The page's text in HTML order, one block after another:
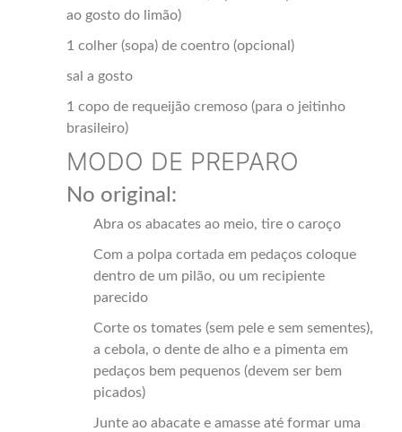
ao gosto do limão)
1 colher (sopa) de coentro (opcional)
sal a gosto
1 copo de requeijão cremoso (para o jeitinho
brasileiro)
MODO DE PREPARO
No original:
Abra os abacates ao meio, tire o caroço
Com a polpa cortada em pedaços coloque
dentro de um pilão, ou um recipiente
parecido
Corte os tomates (sem pele e sem sementes),
a cebola, o dente de alho e a pimenta em
pedaços bem pequenos (devem ser bem
picados)
Junte ao abacate e amasse até formar uma